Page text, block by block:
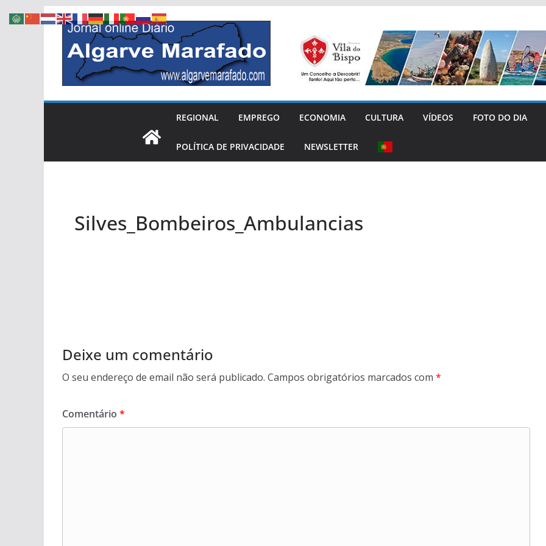
Skip
content
REGIONAL EMPREGO ECONOMIA CULTURA VÍDEOS FOTO DO DIA
POLÍTICA DE PRIVACIDADE NEWSLETTER
Silves_Bombeiros_Ambulancias
Deixe um comentário
O seu endereço de email não será publicado. Campos obrigatórios marcados com *
Comentário *